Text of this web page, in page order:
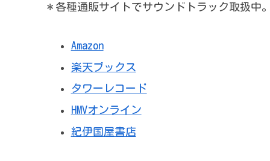
＊各種通販サイトでサウンドトラック取扱中
Amazon
楽天ブックス
タワーレコード
HMVオンライン
紀伊国屋書店